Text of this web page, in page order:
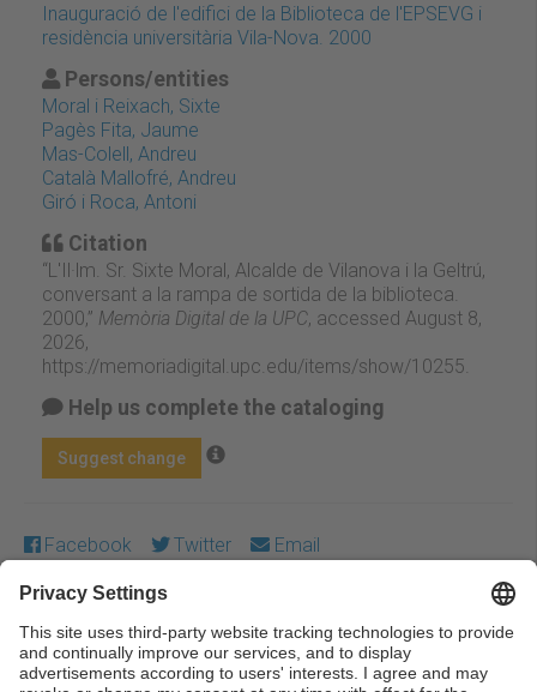
Inauguració de l'edifici de la Biblioteca de l'EPSEVG i
residència universitària Vila-Nova. 2000
Persons/entities
Moral i Reixach, Sixte
Pagès Fita, Jaume
Mas-Colell, Andreu
Català Mallofré, Andreu
Giró i Roca, Antoni
Citation
“L'Il·lm. Sr. Sixte Moral, Alcalde de Vilanova i la Geltrú,
conversant a la rampa de sortida de la biblioteca.
2000,” Memòria Digital de la UPC, accessed August 8,
2026,
https://memoriadigital.upc.edu/items/show/10255
Help us complete the cataloging
Suggest change
Facebook Twitter Email
Except where otherwise noted, content on this work is
licensed under a Creative Commons license:Attribution-